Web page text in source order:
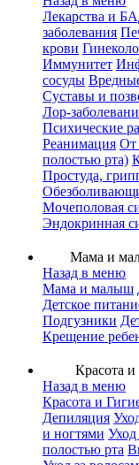
Лекарства и
заболевания
крови
Иммунитет
сосуды
Суставы и
Лор-
Психические
Реанимация От
полостью рта)
Простуда,
Мочеполовая
Эндокринная
Мама и
Назад в меню
Мама и малыш
Детское
Подгузники
Крещение
Красота и
Назад в меню
Красота и
Депиляция
и ногтями Уход
полостью рта